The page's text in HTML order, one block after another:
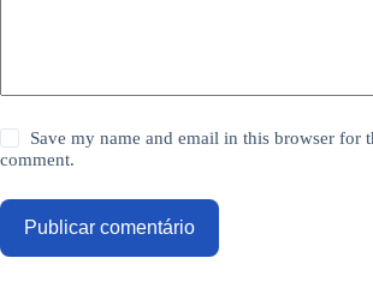
Save my name and email in this browser for
comment.
Publicar comentário